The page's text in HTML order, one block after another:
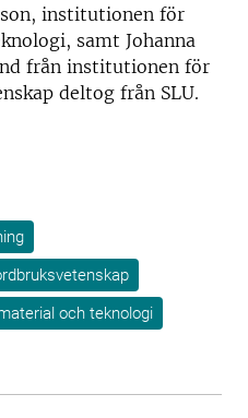
institutionen för
samt Johanna
från institutionen för
deltog från SLU.
och teknologi